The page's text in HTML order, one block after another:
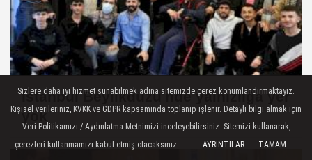
İstanbul Beylikdüzü'nde yalnızlığa yer
yok
Sizlere daha iyi hizmet sunabilmek adına sitemizde çerez konumlandırmaktayız.
Kişisel verileriniz, KVKK ve GDPR kapsamında toplanıp işlenir. Detaylı bilgi almak için
Veri Politikamızı / Aydınlatma Metnimizi inceleyebilirsiniz. Sitemizi kullanarak,
çerezleri kullanmamızı kabul etmiş olacaksınız.
AYRINTILAR TAMAM